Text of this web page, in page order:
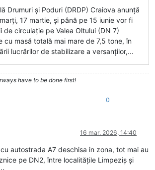
Drumuri şi Poduri (DRDP) Craiova anunţă
17 martie, şi până pe 15 iunie vor fi
de circulaţie pe Valea Oltului (DN 7)
cu masă totală mai mare de 7,5 tone, în
lucrărilor de stabilizare a versanţilor,...
have to be done first!
0
16 mar. 2026, 14:40
autostrada A7 deschisa in zona, tot mai au
pe DN2, între localitățile Limpeziș și